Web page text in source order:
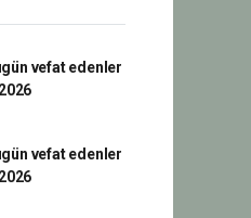
vefat edenler
vefat edenler